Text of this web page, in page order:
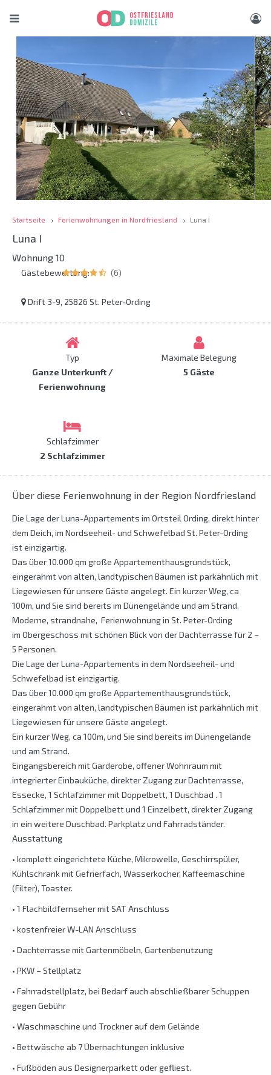
Startseite Ferienwohnungen in Nordfriesland Luna I
Luna I
Wohnung 10
Gästebewertung: (6)
Drift 3-9, 25826 St. Peter-Ording
Typ
Ganze Unterkunft /
Ferienwohnung
Maximale Belegung
5 Gäste
Schlafzimmer
2 Schlafzimmer
Über diese Ferienwohnung in der Region Nordfriesland
Die Lage der Luna-Appartements im Ortsteil Ording, direkt hinter
dem Deich, im Nordseeheil- und Schwefelbad St. Peter-Ording
ist einzigartig.
Das über 10.000 qm große Appartementhausgrundstück,
eingerahmt von alten, landtypischen Bäumen ist parkähnlich mit
Liegewiesen für unsere Gäste angelegt. Ein kurzer Weg, ca
100m, und Sie sind bereits im Dünengelände und am Strand.
Moderne, strandnahe, Ferienwohnung in St. Peter-Ording
im Obergeschoss mit schönen Blick von der Dachterrasse für 2 –
5 Personen.
Die Lage der Luna-Appartements in dem Nordseeheil- und
Schwefelbad ist einzigartig.
Das über 10.000 qm große Appartementhausgrundstück,
eingerahmt von alten, landtypischen Bäumen ist parkähnlich mit
Liegewiesen für unsere Gäste angelegt.
Ein kurzer Weg, ca 100m, und Sie sind bereits im Dünengelände
und am Strand.
Eingangsbereich mit Garderobe, offener Wohnraum mit
integrierter Einbauküche, direkter Zugang zur Dachterrasse,
Essecke, 1 Schlafzimmer mit Doppelbett, 1 Duschbad . 1
Schlafzimmer mit Doppelbett und 1 Einzelbett, direkter Zugang
in ein weitere Duschbad. Parkplatz und Fahrradständer.
Ausstattung
• komplett eingerichtete Küche, Mikrowelle, Geschirrspüler,
Kühlschrank mit Gefrierfach, Wasserkocher, Kaffeemaschine
(Filter), Toaster.
• 1 Flachbildfernseher mit SAT Anschluss
• kostenfreier W-LAN Anschluss
• Dachterrasse mit Gartenmöbeln, Gartenbenutzung
• PKW – Stellplatz
• Fahrradstellplatz, bei Bedarf auch abschließbarer Schuppen
gegen Gebühr
• Waschmaschine und Trockner auf dem Gelände
• Bettwäsche ab 7 Übernachtungen inklusive
• Fußböden aus Designerparkett oder gefliest.